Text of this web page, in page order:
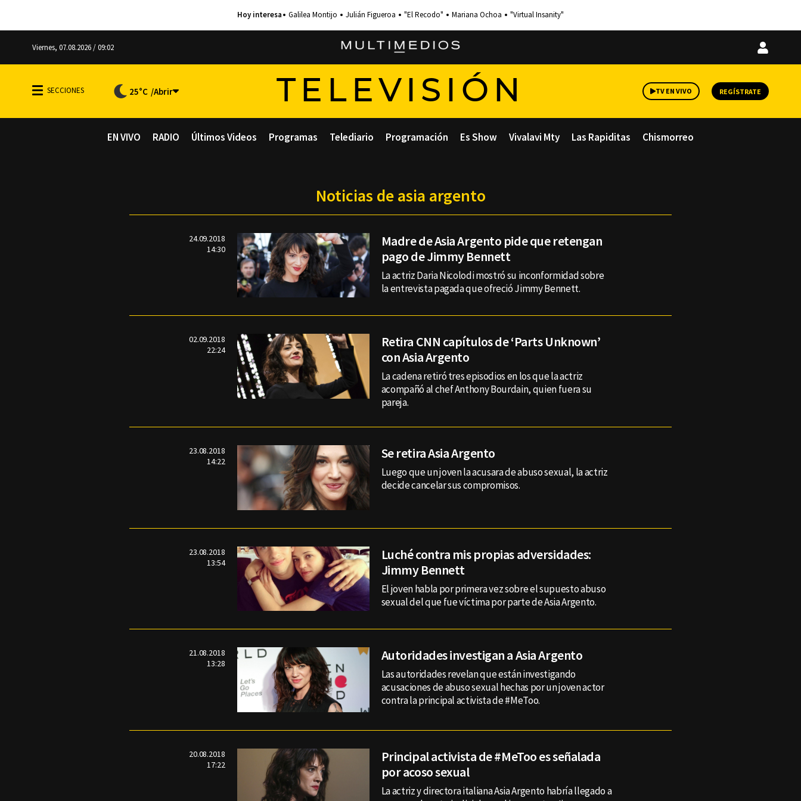
Galilea Montijo Julián Figueroa "El Recodo" Mariana Ochoa "Virtual Insanity"
Viernes, 07.08.2026 / 09:02
Iniciar
25°C TELEVISIÓN TV EN VIVO REGÍSTRATE
EN VIVO RADIO Últimos Videos Programas Telediario Programación Es Show Vivalavi Mty Las Rapiditas Chismorreo
Noticias de asia argento
24.09.2018
14:30
Madre de Asia Argento pide que retengan
pago de Jimmy Bennett
La actriz Daria Nicolodi mostró su inconformidad sobre
la entrevista pagada que ofreció Jimmy Bennett.
02.09.2018
22:24
Retira CNN capítulos de ‘Parts Unknown’
con Asia Argento
La cadena retiró tres episodios en los que la actriz
acompañó al chef Anthony Bourdain, quien fuera su
pareja.
23.08.2018
14:22
Se retira Asia Argento
Luego que un joven la acusara de abuso sexual, la actriz
decide cancelar sus compromisos.
23.08.2018
13:54
Luché contra mis propias adversidades:
Jimmy Bennett
El joven habla por primera vez sobre el supuesto abuso
sexual del que fue víctima por parte de Asia Argento.
21.08.2018
13:28
Autoridades investigan a Asia Argento
Las autoridades revelan que están investigando
acusaciones de abuso sexual hechas por un joven actor
contra la principal activista de #MeToo.
20.08.2018
17:22
Principal activista de #MeToo es señalada
por acoso sexual
La actriz y directora italiana Asia Argento habría llegado a